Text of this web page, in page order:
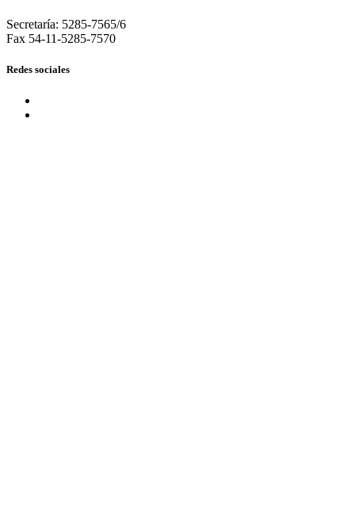
Secretaría: 5285-7565/6
Fax 54-11-5285-7570
Redes sociales